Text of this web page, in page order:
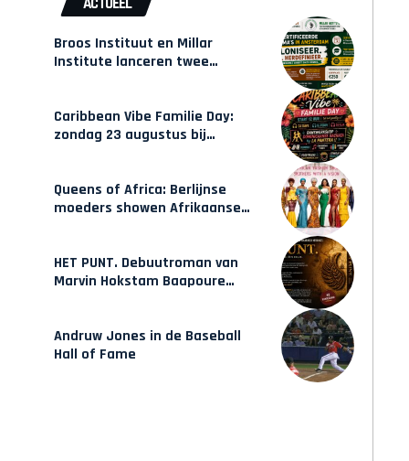
Broos Instituut en Millar
Institute lanceren twee
Caribbean Vibe Familie Day:
zondag 23 augustus bij
Queens of Africa: Berlijnse
moeders showen Afrikaanse
HET PUNT. Debuutroman van
Marvin Hokstam Baapoure
Andruw Jones in de Baseball
Hall of Fame